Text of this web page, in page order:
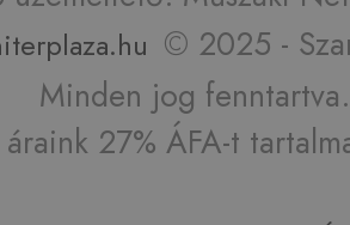
© 2025 -
Minden jog fenntartva.
27% ÁFA-t